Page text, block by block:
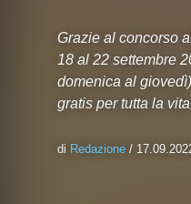
Grazie al concorso
18 al 22 settembre
domenica al
gratis per tutta la
di Redazione /